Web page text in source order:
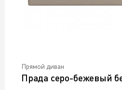
Прямой диван
Прада серо-бежевый